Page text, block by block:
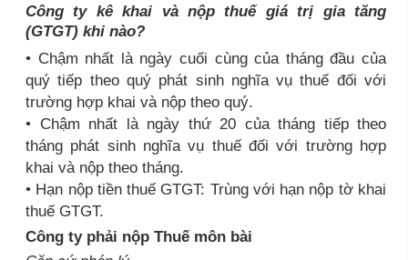
Công ty kê khai và nộp thuế giá trị gia tăng
(GTGT) khi nào?
• Chậm nhất là ngày cuối cùng của tháng đầu của
quý tiếp theo quý phát sinh nghĩa vụ thuế đối với
trường hợp khai và nộp theo quý.
• Chậm nhất là ngày thứ 20 của tháng tiếp theo
tháng phát sinh nghĩa vụ thuế đối với trường hợp
khai và nộp theo tháng.
• Hạn nộp tiền thuế GTGT: Trùng với hạn nộp tờ khai
thuế GTGT.
Công ty phải nộp Thuế môn bài